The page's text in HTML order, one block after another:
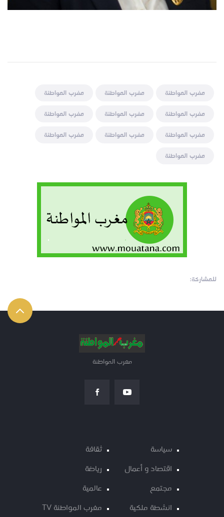
مغرب المواطنة مغرب المواطنة
مغرب المواطنة
مغرب المواطنة
مغرب المواطنة
مغرب المواطنة
مغرب المواطنة
مغرب المواطنة
مغرب المواطنة
مغرب المواطنة
للمشاركة:
مغرب المواطنة
سياسة
اقتصاد و أعمال
مجتمع
انشطة ملكية
ثقافة
رياضة
عالمية
مغرب المواطنة TV